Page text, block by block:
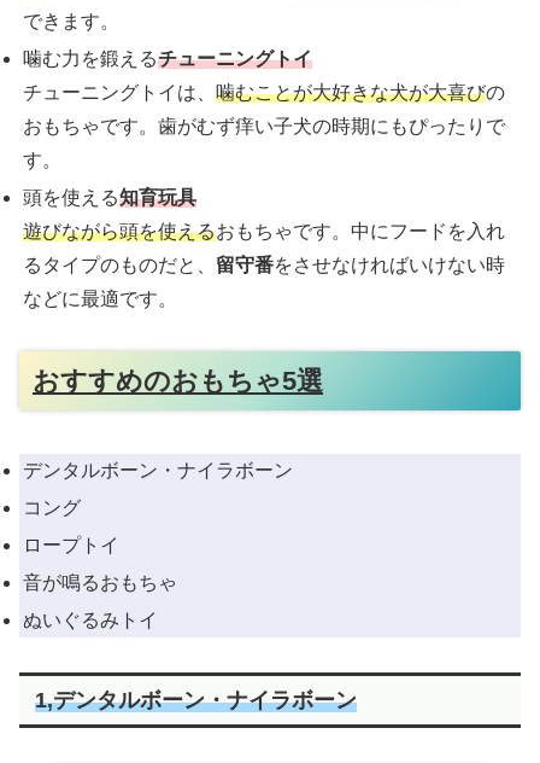
できます。
噛む力を鍛えるチューニングトイ
チューニングトイは、噛むことが大好きな犬が大喜びの
おもちゃです。歯がむず痒い子犬の時期にもぴったりで
す。
頭を使える知育玩具
遊びながら頭を使えるおもちゃです。中にフードを入れ
るタイプのものだと、 留守番をさせなければいけない時
などに最適です。
おすすめのおもちゃ5選
デンタルボーン・ナイラボーン
コング
ロープトイ
音が鳴るおもちゃ
ぬいぐるみトイ
1,デンタルボーン・ナイラボーン